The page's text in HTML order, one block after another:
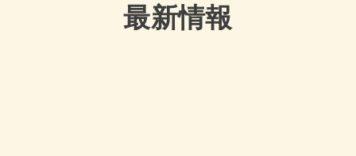
最新情報